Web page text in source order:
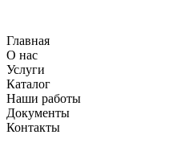
содержимому
Главная
О нас
Услуги
Каталог
Наши работы
Документы
Контакты